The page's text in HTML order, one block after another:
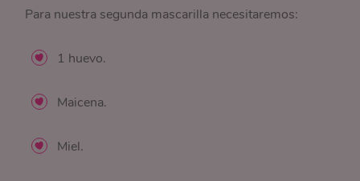
Para nuestra segunda mascarilla necesitaremos:
1 huevo.
Maicena.
Miel.